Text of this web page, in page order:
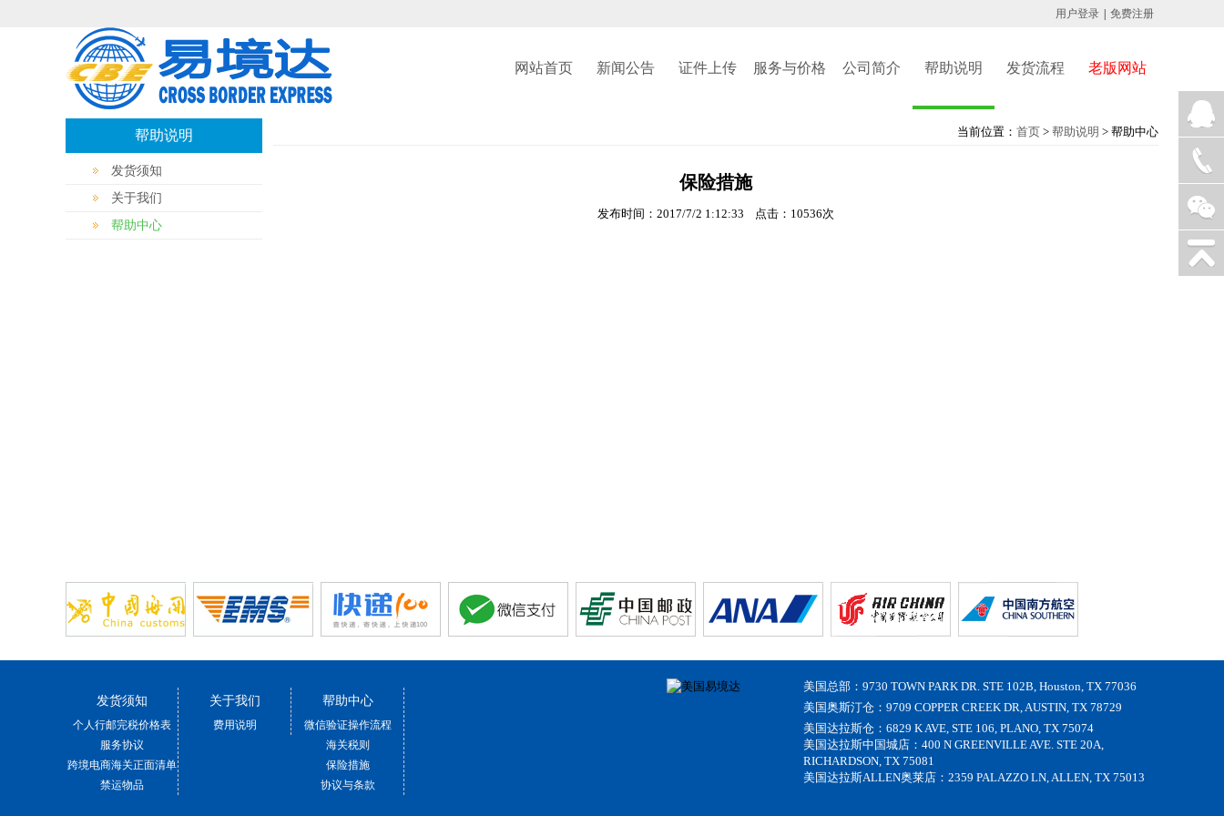
用户登录 免费注册
老版网站
发货流程
帮助说明
公司简介
服务与价格
证件上传
新闻公告
网站首页
帮助说明
发货须知
关于我们
帮助中心
当前位置： 首页 > 帮助说明 > 帮助中心
保险措施
发布时间：2017/7/2 1:12:33 点击：10536次
发货须知
个人行邮完税价格表
服务协议
跨境电商海关正面清单
禁运物品
关于我们
费用说明
帮助中心
微信验证操作流程
海关税则
保险措施
协议与条款
美国总部：9730 TOWN PARK DR. STE 102B, Houston, TX 77036
美国奥斯汀仓：9709 COPPER CREEK DR, AUSTIN, TX 78729
美国达拉斯仓：6829 K AVE, STE 106, PLANO, TX 75074
美国达拉斯中国城店：400 N GREENVILLE AVE. STE 20A,
RICHARDSON, TX 75081
美国达拉斯ALLEN奥莱店：2359 PALAZZO LN, ALLEN, TX 75013